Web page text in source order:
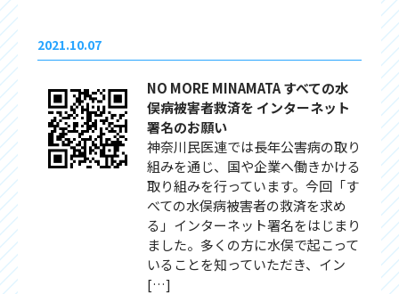
2021.10.07
NO MORE MINAMATA すべての水
俣病被害者救済を インターネット
署名のお願い
神奈川民医連では長年公害病の取り
組みを通じ、国や企業へ働きかける
取り組みを行っています。今回「す
べての水俣病被害者の救済を求め
る」インターネット署名をはじまり
ました。多くの方に水俣で起こって
いることを知っていただき、イン
[…]